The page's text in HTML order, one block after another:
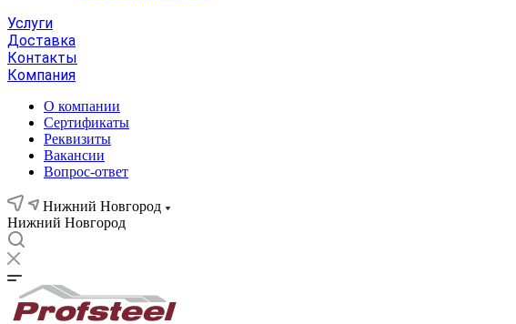
Услуги
Доставка
Контакты
Компания
О компании
Сертификаты
Реквизиты
Вакансии
Вопрос-ответ
Нижний Новгород
Нижний Новгород